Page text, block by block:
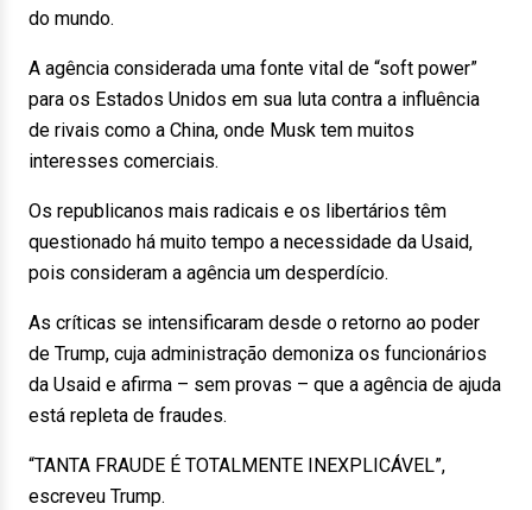
do mundo.
A agência considerada uma fonte vital de “soft power”
para os Estados Unidos em sua luta contra a influência
de rivais como a China, onde Musk tem muitos
interesses comerciais.
Os republicanos mais radicais e os libertários têm
questionado há muito tempo a necessidade da Usaid,
pois consideram a agência um desperdício.
As críticas se intensificaram desde o retorno ao poder
de Trump, cuja administração demoniza os funcionários
da Usaid e afirma – sem provas – que a agência de ajuda
está repleta de fraudes.
“TANTA FRAUDE É TOTALMENTE INEXPLICÁVEL”,
escreveu Trump.